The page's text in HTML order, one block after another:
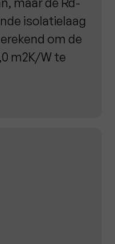
isolatielaag
om de
m2K/W te